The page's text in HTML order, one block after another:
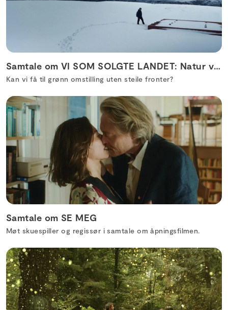
Samtale om VI SOM SOLGTE LANDET: Natur vs klima
Kan vi få til grønn omstilling uten steile fronter?
Samtale om SE MEG
Møt skuespiller og regissør i samtale om åpningsfilmen.